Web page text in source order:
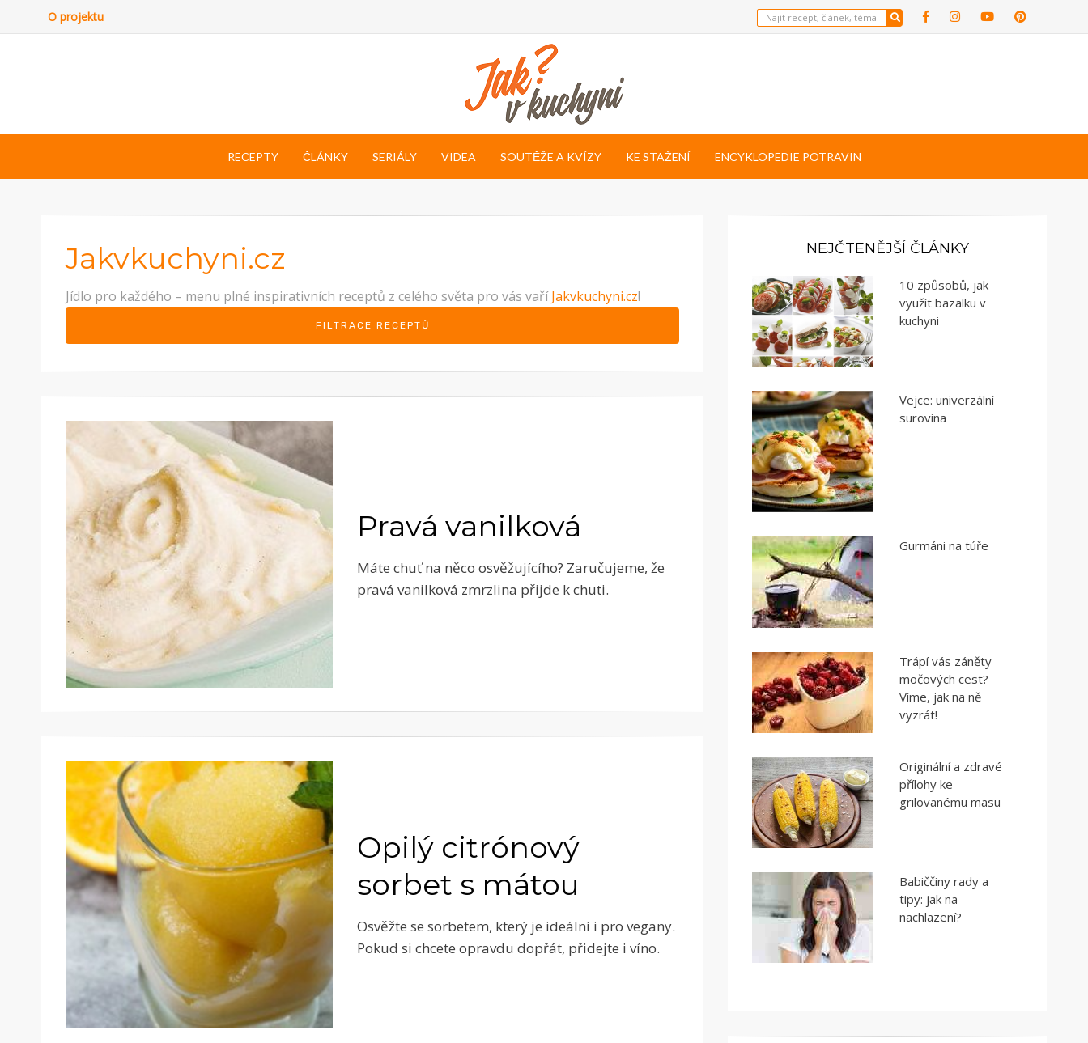
O projektu
RECEPTY ČLÁNKY SERIÁLY VIDEA SOUTĚŽE A KVÍZY KE STAŽENÍ ENCYKLOPEDIE POTRAVIN
Jakvkuchyni.cz
Jídlo pro každého – menu plné inspirativních receptů z celého světa pro vás vaříJakvkuchyni.cz!
FILTRACE RECEPTŮ
Pravá vanilková
Máte chuť na něco osvěžujícího? Zaručujeme, že
pravá vanilková zmrzlina přijde k chuti.
Opilý citrónový
sorbet s mátou
Osvěžte se sorbetem, který je ideální i pro vegany.
Pokud si chcete opravdu dopřát, přidejte i víno.
NEJČTENĚJŠÍ ČLÁNKY
10 způsobů, jak
využít bazalku v
kuchyni
Vejce: univerzální
surovina
Gurmáni na túře
Trápí vás záněty
močových cest?
Víme, jak na ně
vyzrát!
Originální a zdravé
přílohy ke
grilovanému masu
Babiččiny rady a
tipy: jak na
nachlazení?